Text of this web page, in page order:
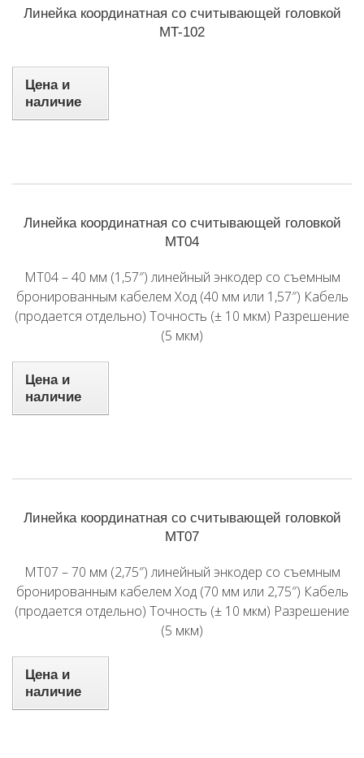
Линейка координатная со считывающей головкой
MT-102
Цена и
наличие
Линейка координатная со считывающей головкой
MT04
MT04 – 40 мм (1,57″) линейный энкодер со съемным
бронированным кабелем Ход (40 мм или 1,57″) Кабель
(продается отдельно) Точность (± 10 мкм) Разрешение
(5 мкм)
Цена и
наличие
Линейка координатная со считывающей головкой
MT07
MT07 – 70 мм (2,75″) линейный энкодер со съемным
бронированным кабелем Ход (70 мм или 2,75″) Кабель
(продается отдельно) Точность (± 10 мкм) Разрешение
(5 мкм)
Цена и
наличие